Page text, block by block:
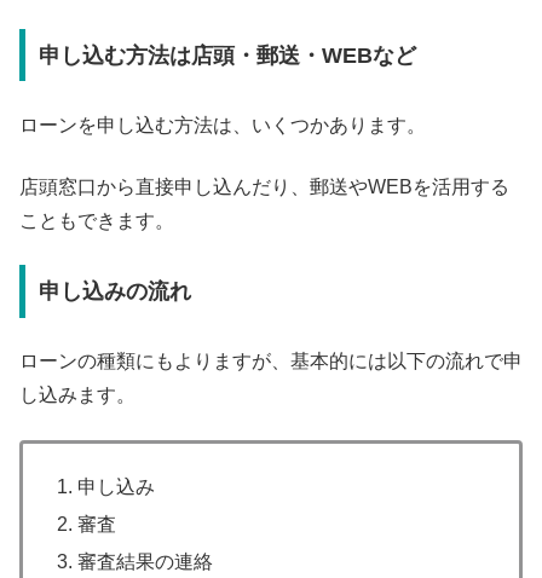
申し込む方法は店頭・郵送・WEBなど
ローンを申し込む方法は、いくつかあります。
店頭窓口から直接申し込んだり、郵送やWEBを活用する
こともできます。
申し込みの流れ
ローンの種類にもよりますが、基本的には以下の流れで申
し込みます。
申し込み
審査
審査結果の連絡